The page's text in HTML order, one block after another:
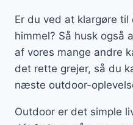
Er du ved at klargøre
himmel? Så husk også
af vores mange andre
det rette grejer, så du
næste outdoor-
Outdoor er det simple